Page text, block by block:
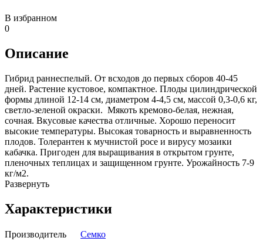
В избранном
0
Описание
Гибрид раннеспелый. От всходов до первых сборов 40-45
дней. Растение кустовое, компактное. Плоды цилиндрической
формы длиной 12-14 см, диаметром 4-4,5 см, массой 0,3-0,6 кг,
светло-зеленой окраски. Мякоть кремово-белая, нежная,
сочная. Вкусовые качества отличные. Хорошо переносит
высокие температуры. Высокая товарность и выравненность
плодов. Толерантен к мучнистой росе и вирусу мозаики
кабачка. Пригоден для выращивания в открытом грунте,
пленочных теплицах и защищенном грунте. Урожайность 7-9
кг/м2.
Развернуть
Характеристики
Производитель
Семко